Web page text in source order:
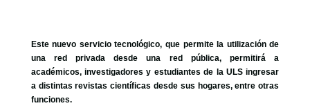
GOBIERNO CORPORATIVO
NUESTRO EQUIPO
Este nuevo servicio tecnológico, que permite la utilización de
una red privada desde una red pública, permitirá a
académicos, investigadores y estudiantes de la ULS ingresar
a distintas revistas científicas desde sus hogares, entre otras
funciones.